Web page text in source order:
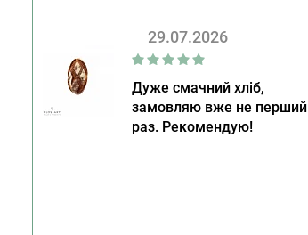
29.07.2026
Дуже смачний хліб,
замовляю вже не перший
раз. Рекомендую!